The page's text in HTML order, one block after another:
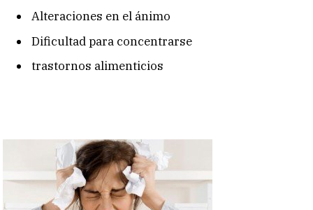
Alteraciones en el ánimo
Dificultad para concentrarse
trastornos alimenticios